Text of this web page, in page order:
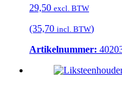
29,50 excl. BTW
(35,70 incl. BTW)
Artikelnummer: